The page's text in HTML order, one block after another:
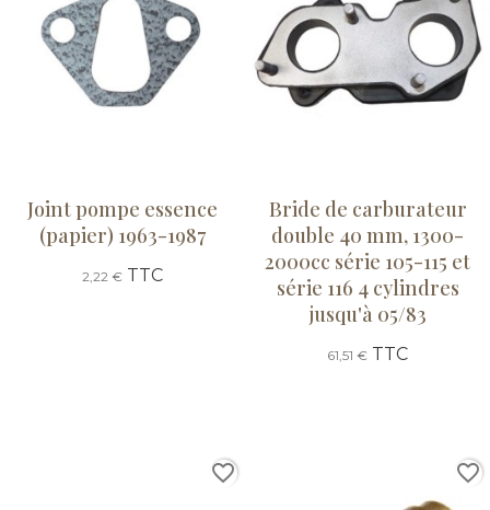
Joint pompe essence
(papier) 1963-1987
2,22 € TTC
Bride de carburateur
double 40 mm, 1300-
2000cc série 105-115 et
série 116 4 cylindres
jusqu'à 05/83
61,51 € TTC
favorite_border favorite_border